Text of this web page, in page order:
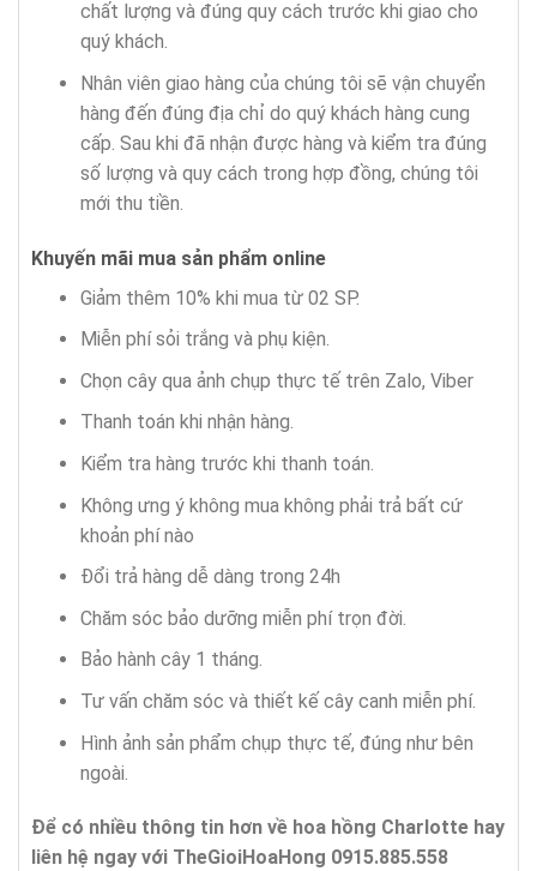
chất lượng và đúng quy cách trước khi giao cho
quý khách.
Nhân viên giao hàng của chúng tôi sẽ vận chuyển
hàng đến đúng địa chỉ do quý khách hàng cung
cấp. Sau khi đã nhận được hàng và kiểm tra đúng
số lượng và quy cách trong hợp đồng, chúng tôi
mới thu tiền.
Khuyến mãi mua sản phẩm online
Giảm thêm 10% khi mua từ 02 SP.
Miễn phí sỏi trắng và phụ kiện.
Chọn cây qua ảnh chụp thực tế trên Zalo, Viber
Thanh toán khi nhận hàng.
Kiểm tra hàng trước khi thanh toán.
Không ưng ý không mua không phải trả bất cứ
khoản phí nào
Đổi trả hàng dễ dàng trong 24h
Chăm sóc bảo dưỡng miễn phí trọn đời.
Bảo hành cây 1 tháng.
Tư vấn chăm sóc và thiết kế cây canh miễn phí.
Hình ảnh sản phẩm chụp thực tế, đúng như bên
ngoài.
Để có nhiều thông tin hơn về hoa hồng Charlotte hay
liên hệ ngay với TheGioiHoaHong 0915.885.558